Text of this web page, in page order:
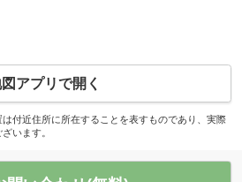
アプリで開く
付近住所に所在することを表すものであり、実際
います。